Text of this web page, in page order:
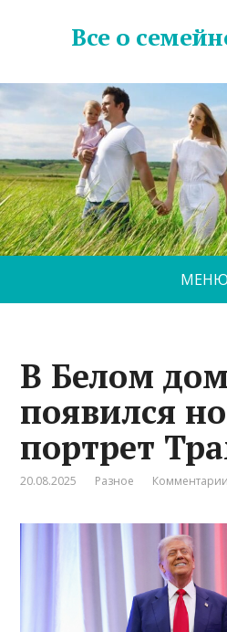
Все о
МЕНЮ
В Белом
появился
портрет
20.08.2025 Разное